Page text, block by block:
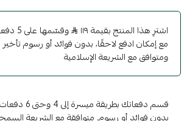
اشترِ هذا المنتج بقيمة ١١٩
وقسّمها
مع إمكان ادفع لاحقًا، بدون فوائد أو رسوم تأخير
ومتوافق مع الشريعة الإسلامية
قسم دفعاتك بطريقة ميسرة إلى 4 وحتى
بدون فوائد أو رسوم. متوافقة مع الشريعة